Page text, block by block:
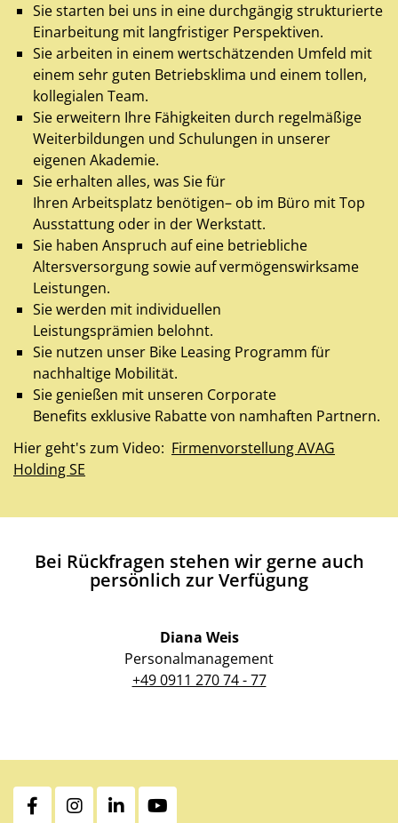
Sie starten bei uns in eine durchgängig strukturierte
Einarbeitung mit langfristiger Perspektiven.
Sie arbeiten in einem wertschätzenden Umfeld mit
einem sehr guten Betriebsklima und einem tollen,
kollegialen Team.
Sie erweitern Ihre Fähigkeiten durch regelmäßige
Weiterbildungen und Schulungen in unserer
eigenen Akademie.
Sie erhalten alles, was Sie für
Ihren Arbeitsplatz benötigen– ob im Büro mit Top
Ausstattung oder in der Werkstatt.
Sie haben Anspruch auf eine betriebliche
Altersversorgung sowie auf vermögenswirksame
Leistungen.
Sie werden mit individuellen
Leistungsprämien belohnt.
Sie nutzen unser Bike Leasing Programm für
nachhaltige Mobilität.
Sie genießen mit unseren Corporate
Benefits exklusive Rabatte von namhaften Partnern.
Hier geht's zum Video: Firmenvorstellung AVAG
Holding SE
Bei Rückfragen stehen wir gerne auch
persönlich zur Verfügung
Diana Weis
Personalmanagement
+49 0911 270 74 - 77